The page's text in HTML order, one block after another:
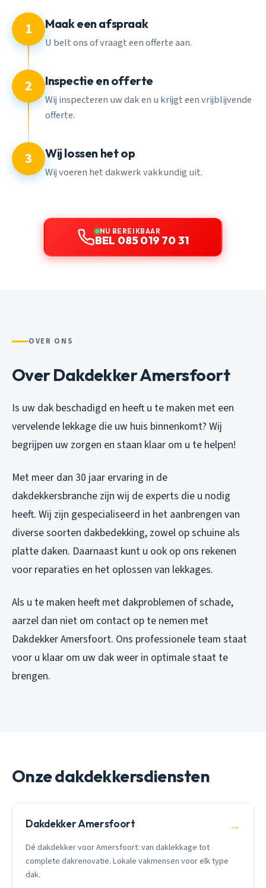
1 Maak een afspraak
U belt ons of vraagt een offerte aan.
2 Inspectie en offerte
Wij inspecteren uw dak en u krijgt een vrijblijvende
offerte.
3 Wij lossen het op
Wij voeren het dakwerk vakkundig uit.
NU BEREIKBAAR
BEL 085 019 70 31
OVER ONS
Over Dakdekker Amersfoort
Is uw dak beschadigd en heeft u te maken met een
vervelende lekkage die uw huis binnenkomt? Wij
begrijpen uw zorgen en staan klaar om u te helpen!
Met meer dan 30 jaar ervaring in de
dakdekkersbranche zijn wij de experts die u nodig
heeft. Wij zijn gespecialiseerd in het aanbrengen van
diverse soorten dakbedekking, zowel op schuine als
platte daken. Daarnaast kunt u ook op ons rekenen
voor reparaties en het oplossen van lekkages.
Als u te maken heeft met dakproblemen of schade,
aarzel dan niet om contact op te nemen met
Dakdekker Amersfoort. Ons professionele team staat
voor u klaar om uw dak weer in optimale staat te
brengen.
Onze dakdekkersdiensten
Dakdekker Amersfoort →
Dé dakdekker voor Amersfoort: van daklekkage tot
complete dakrenovatie. Lokale vakmensen voor elk type
dak.